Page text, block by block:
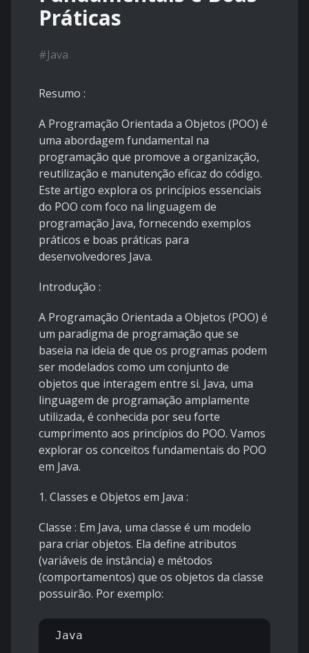
Práticas
#Java
Resumo :
A Programação Orientada a Objetos (POO) é
uma abordagem fundamental na
programação que promove a organização,
reutilização e manutenção eficaz do código.
Este artigo explora os princípios essenciais
do POO com foco na linguagem de
programação Java, fornecendo exemplos
práticos e boas práticas para
desenvolvedores Java.
Introdução :
A Programação Orientada a Objetos (POO) é
um paradigma de programação que se
baseia na ideia de que os programas podem
ser modelados como um conjunto de
objetos que interagem entre si. Java, uma
linguagem de programação amplamente
utilizada, é conhecida por seu forte
cumprimento aos princípios do POO. Vamos
explorar os conceitos fundamentais do POO
em Java.
1. Classes e Objetos em Java :
Classe : Em Java, uma classe é um modelo
para criar objetos. Ela define atributos
(variáveis ​​de instância) e métodos
(comportamentos) que os objetos da classe
possuirão. Por exemplo:
Java